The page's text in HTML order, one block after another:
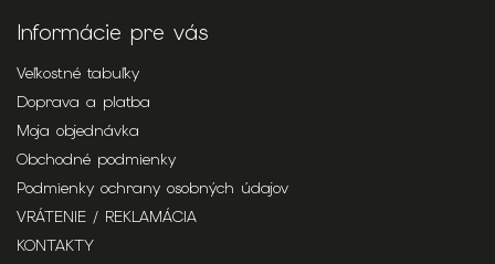
Informácie pre vás
Veľkostné tabuľky
Doprava a platba
Moja objednávka
Obchodné podmienky
Podmienky ochrany osobných údajov
VRÁTENIE / REKLAMÁCIA
KONTAKTY